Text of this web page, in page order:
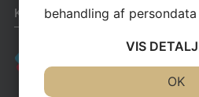
KONTAKTbehandling af persondata
VIS
OK